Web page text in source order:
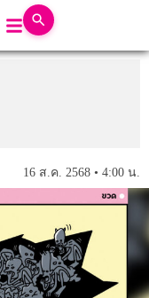
16 ส.ค. 2568 • 4:00 น.